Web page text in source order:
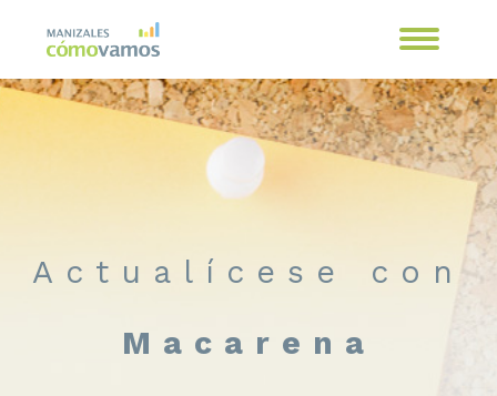
Actualícese con
Macarena